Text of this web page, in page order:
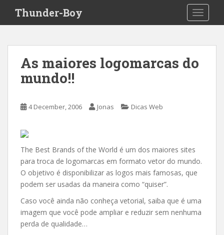
i
Thunder-Boy
As maiores logomarcas do
mundo!!
4 December, 2006 Jonas Dicas Web
The Best Brands of the World é um dos maiores sites
para troca de logomarcas em formato vetor do mundo.
O objetivo é disponibilizar as logos mais famosas, que
podem ser usadas da maneira como “quiser”.
Caso você ainda não conheça vetorial, saiba que é uma
imagem que você pode ampliar e reduzir sem nenhuma
perda de qualidade…